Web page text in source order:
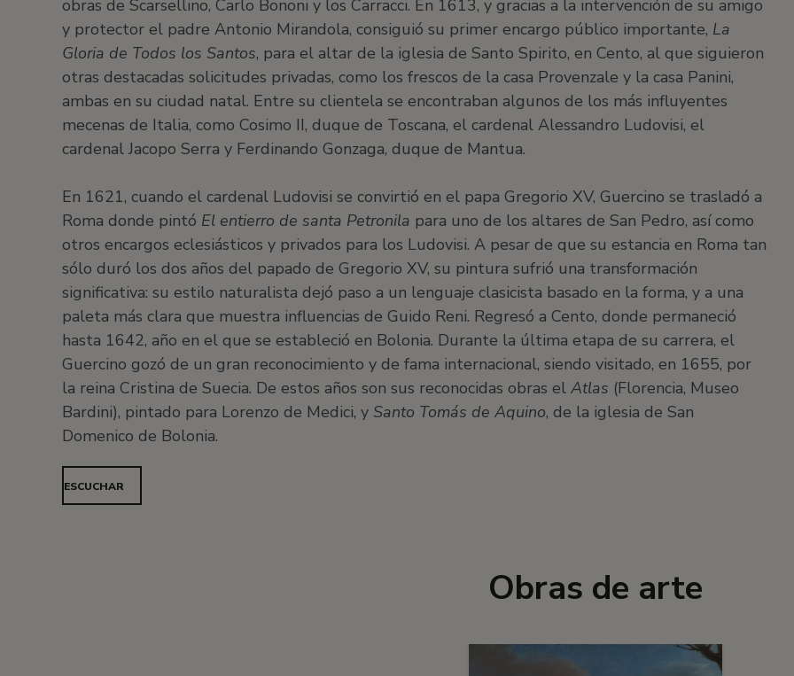
obras de Scarsellino, Carlo Bononi y los Carracci. En 1613, y gracias a la intervención de su amigo
y protector el padre Antonio Mirandola, consiguió su primer encargo público importante, La
Gloria de Todos los Santos, para el altar de la iglesia de Santo Spirito, en Cento, al que siguieron
otras destacadas solicitudes privadas, como los frescos de la casa Provenzale y la casa Panini,
ambas en su ciudad natal. Entre su clientela se encontraban algunos de los más influyentes
mecenas de Italia, como Cosimo II, duque de Toscana, el cardenal Alessandro Ludovisi, el
cardenal Jacopo Serra y Ferdinando Gonzaga, duque de Mantua.
En 1621, cuando el cardenal Ludovisi se convirtió en el papa Gregorio XV, Guercino se trasladó a
Roma donde pintó El entierro de santa Petronila para uno de los altares de San Pedro, así como
otros encargos eclesiásticos y privados para los Ludovisi. A pesar de que su estancia en Roma tan
sólo duró los dos años del papado de Gregorio XV, su pintura sufrió una transformación
significativa: su estilo naturalista dejó paso a un lenguaje clasicista basado en la forma, y a una
paleta más clara que muestra influencias de Guido Reni. Regresó a Cento, donde permaneció
hasta 1642, año en el que se estableció en Bolonia. Durante la última etapa de su carrera, el
Guercino gozó de un gran reconocimiento y de fama internacional, siendo visitado, en 1655, por
la reina Cristina de Suecia. De estos años son sus reconocidas obras el Atlas (Florencia, Museo
Bardini), pintado para Lorenzo de Medici, y Santo Tomás de Aquino, de la iglesia de San
Domenico de Bolonia.
ESCUCHAR
Obras de arte